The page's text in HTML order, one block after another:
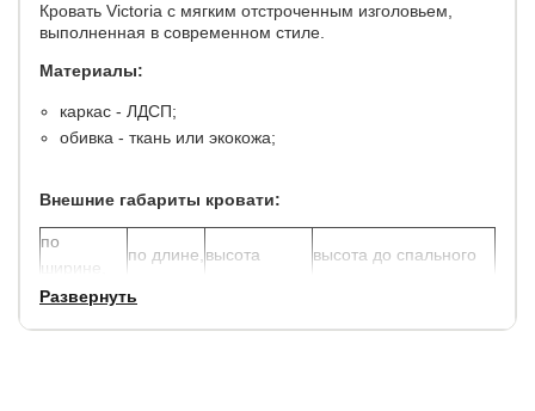
Кровать Victoria с мягким отстроченным изголовьем,
выполненная в современном стиле.
Материалы:
каркас - ЛДСП;
обивка - ткань или экокожа;
Внешние габариты кровати:
по
ширине,
см.
по длине, высота
высота до спального
Развернуть